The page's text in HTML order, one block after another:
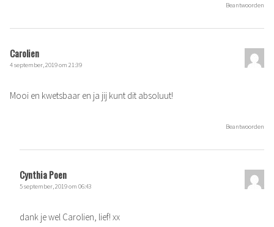
Beantwoorden
Carolien
4 september, 2019 om 21:39
Mooi en kwetsbaar en ja jij kunt dit absoluut!
Beantwoorden
Cynthia Poen
5 september, 2019 om 06:43
dank je wel Carolien, lief! xx